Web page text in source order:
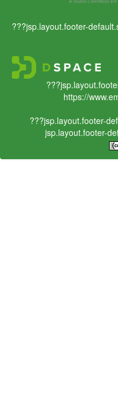
???jsp.layout.footer-
https://
???jsp.layout.footer-
jsp.layout.footer-